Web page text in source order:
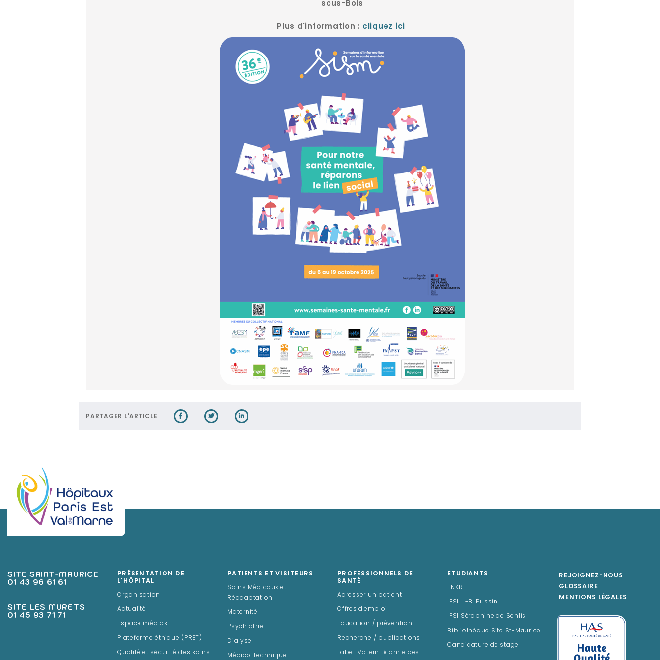
sous-Bois
Plus d'information : cliquez ici
PARTAGER L'ARTICLE
SITE SAINT-MAURICE
01 43 96 61 61
SITE LES MURETS
01 45 93 71 71
PRÉSENTATION DE
L'HÔPITAL
Organisation
Actualité
Espace médias
Plateforme éthique (PRET)
Qualité et sécurité des soins
PATIENTS ET VISITEURS
Soins Médicaux et
Réadaptation
Maternité
Psychiatrie
Dialyse
Médico-technique
PROFESSIONNELS DE
SANTÉ
Adresser un patient
Offres d'emploi
Education / prévention
Recherche / publications
Label Maternité amie des
ETUDIANTS
ENKRE
IFSI J.-B. Pussin
IFSI Séraphine de Senlis
Bibliothèque Site St-Maurice
Candidature de stage
REJOIGNEZ-NOUS
GLOSSAIRE
MENTIONS LÉGALES